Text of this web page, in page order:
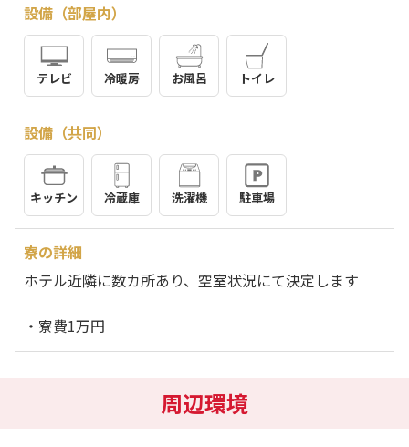
設備（部屋内）
テレビ 冷暖房 お風呂 トイレ
設備（共同）
キッチン 冷蔵庫 洗濯機 駐車場
寮の詳細
ホテル近隣に数カ所あり、空室状況にて決定します
・寮費1万円
周辺環境